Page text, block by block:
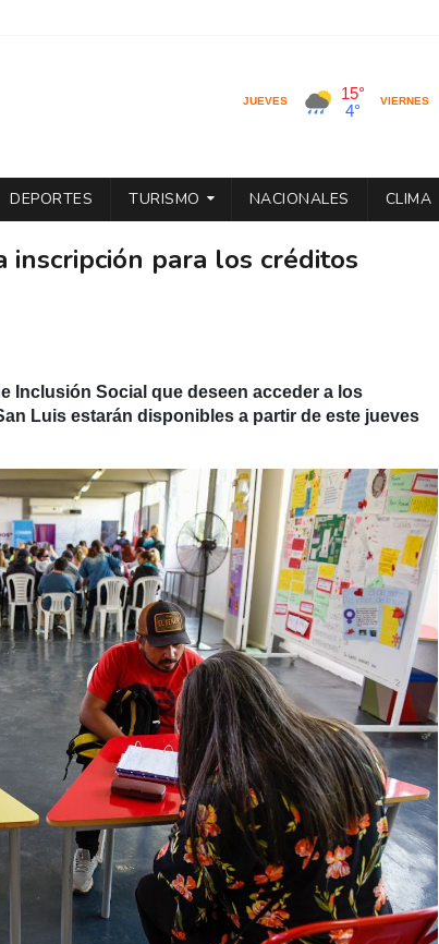
DEPORTES TURISMO NACIONALES CLIMA
inscripción para los créditos
Inclusión Social que deseen acceder a los
Luis estarán disponibles a partir de este jueves